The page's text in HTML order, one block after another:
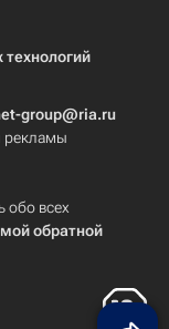
group@ria.ru
рекламы
обо всех
обратной